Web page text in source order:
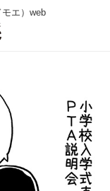
エ）web